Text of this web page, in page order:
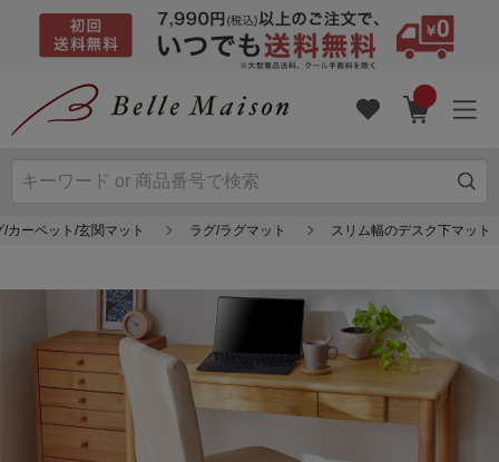
/カーペット/玄関マット ラグ/ラグマット スリム幅のデスク下マット